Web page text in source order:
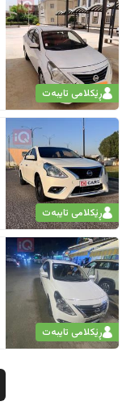
ڕێکلامی تایبەت
ڕێکلامی تایبەت
ڕێکلامی تایبەت